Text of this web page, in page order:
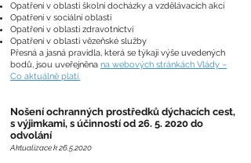
Opatření v oblasti školní docházky a vzdělávacích akcí
Opatření v sociální oblasti
Opatření v oblasti zdravotnictví
Opatření v oblasti vězeňské služby
Přesná a jasná pravidla, která se týkají výše uvedených
bodů, jsou uveřejněna na webových stránkách Vlády –
Co aktuálně platí.
Nošení ochranných prostředků dýchacích cest,
s výjimkami, s účinností od 26. 5. 2020 do
odvolání
Aktualizace k26.5.2020